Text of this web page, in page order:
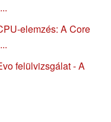
elemzés: A Core
felülvizsgálat - A